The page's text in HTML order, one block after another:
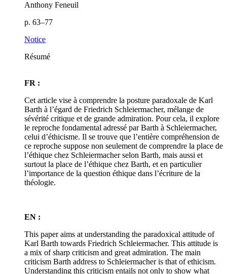
Anthony Feneuil
p. 63–77
Notice
Résumé
FR :
Cet article vise à comprendre la posture paradoxale de Karl
Barth à l’égard de Friedrich Schleiermacher, mélange de
sévérité critique et de grande admiration. Pour cela, il explore
le reproche fondamental adressé par Barth à Schleiermacher,
celui d’éthicisme. Il se trouve que l’entière compréhension de
ce reproche suppose non seulement de comprendre la place de
l’éthique chez Schleiermacher selon Barth, mais aussi et
surtout la place de l’éthique chez Barth, et en particulier
l’importance de la question éthique dans l’écriture de la
théologie.
EN :
This paper aims at understanding the paradoxical attitude of
Karl Barth towards Friedrich Schleiermacher. This attitude is
a mix of sharp criticism and great admiration. The main
criticism Barth address to Schleiermacher is that of ethicism.
Understanding this criticism entails not only to show what